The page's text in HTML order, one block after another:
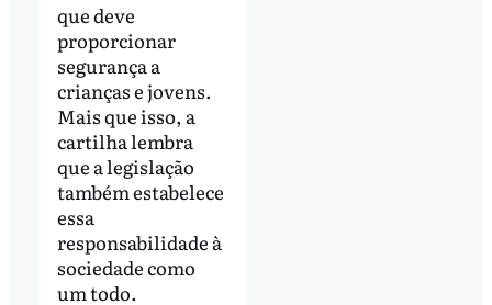
que deve
proporcionar
segurança a
crianças e jovens.
Mais que isso, a
cartilha lembra
que a legislação
também estabelece
essa
responsabilidade à
sociedade como
um todo.